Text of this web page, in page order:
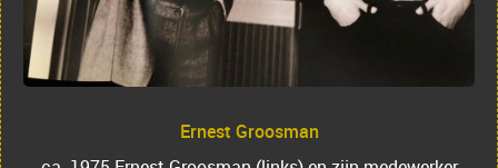
Ernest Groosman